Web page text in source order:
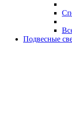
Подвесные